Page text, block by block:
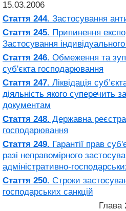
15.03.2006
Стаття 244. Застосування
Стаття 245. Припинення
Застосування
Стаття 246. Обмеження та
суб'єкта господарювання
Стаття 247. Ліквідація
діяльність якого суперечить
документам
Стаття 248. Державна
господарювання
Стаття 249. Гарантії прав
разі неправомірного
адміністративно-
Стаття 250. Строки
господарських санкцій
Глава